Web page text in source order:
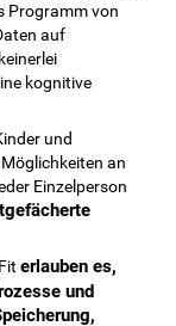
Programm von
auf
kognitive
und
an
Einzelperson
erlauben es,
und